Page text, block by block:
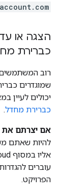
הצגה או
כברירת
רוב המשתמשים
יכולים לעיין
כברירת מחדל.
אם יצרתם את
להיות שאתם
עוברים
הפרויקט.